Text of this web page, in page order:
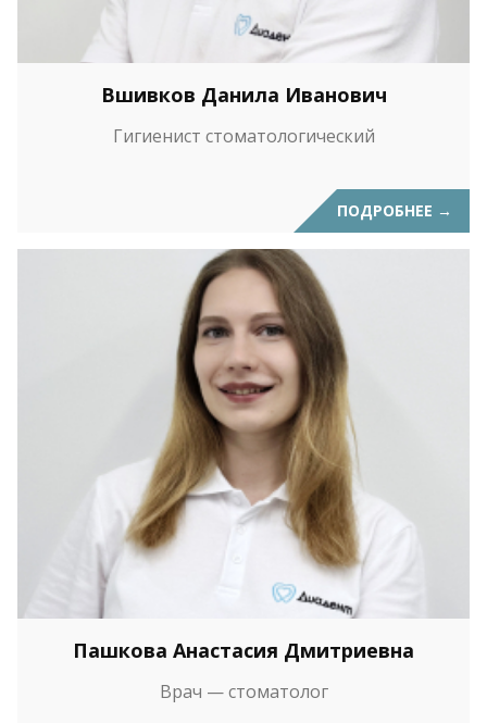
Вшивков Данила Иванович
Гигиенист стоматологический
ПОДРОБНЕЕ →
Пашкова Анастасия Дмитриевна
Врач — стоматолог